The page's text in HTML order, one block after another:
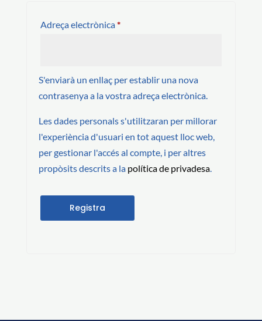
Adreça electrònica*Obligatori
S'enviarà un enllaç per establir una nova
contrasenya a la vostra adreça electrònica.
Les dades personals s'utilitzaran per millorar
l'experiència d'usuari en tot aquest lloc web,
per gestionar l'accés al compte, i per altres
propòsits descrits a la política de privadesa.
Registra